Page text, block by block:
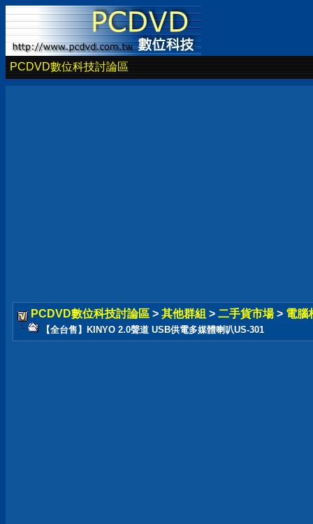
PCDVD數位科技討論區
PCDVD數位科技討論區 > 其他群組 > 二手貨市場 > 電腦
【全台售】KINYO 2.0聲道 USB供電多媒體喇叭US-301